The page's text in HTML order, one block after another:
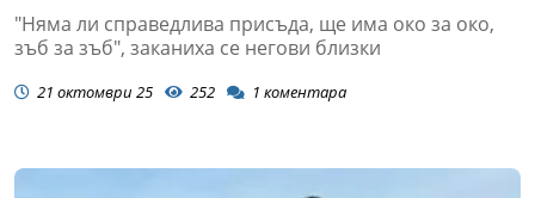
"Няма ли справедлива присъда, ще има око за око,
зъб за зъб", заканиха се негови близки
21 октомври 25 252 1 коментара